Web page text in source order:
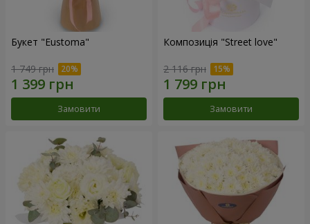
Букет "Eustoma"
1 749 грн
Замовити
Композиція "Street love"
2 116 грн
Замовити